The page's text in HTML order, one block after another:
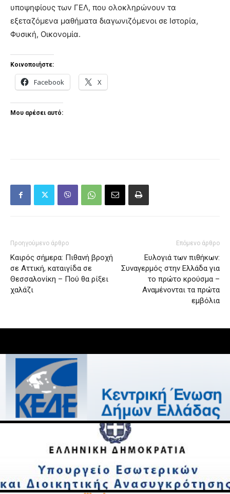
υποψηφίους των ΓΕΛ, που ολοκληρώνουν τα
εξεταζόμενα μαθήματα διαγωνιζόμενοι σε Ιστορία,
Φυσική, Οικονομία.
Κοινοποιήστε:
Facebook X
Μου αρέσει αυτό:
Προηγούμενο άρθρο
Καιρός σήμερα: Πιθανή βροχή
σε Αττική, καταιγίδα σε
Θεσσαλονίκη – Πού θα ρίξει
χαλάζι
Επόμενο άρθρο
Ευλογιά των πιθήκων:
Συναγερμός στην Ελλάδα για
το πρώτο κρούσμα –
Αναμένονται τα πρώτα
εμβόλια